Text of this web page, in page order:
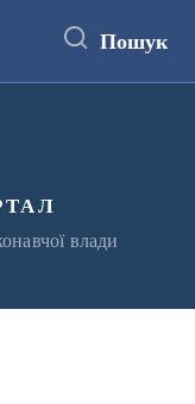
Пошук
влади